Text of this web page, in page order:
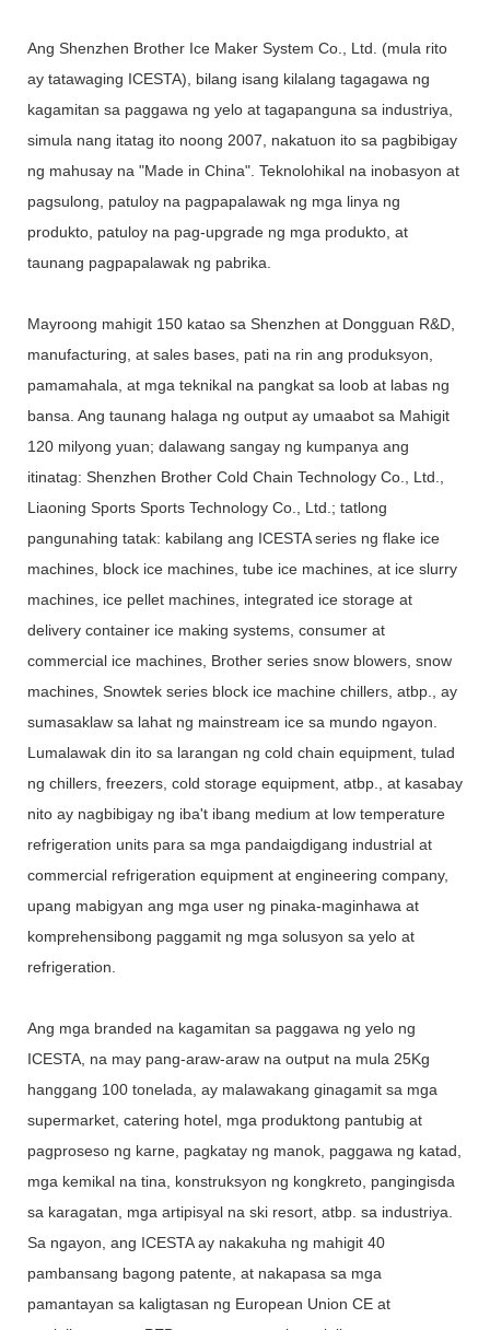
Ang Shenzhen Brother Ice Maker System Co., Ltd. (mula rito
ay tatawaging ICESTA), bilang isang kilalang tagagawa ng
kagamitan sa paggawa ng yelo at tagapanguna sa industriya,
simula nang itatag ito noong 2007, nakatuon ito sa pagbibigay
ng mahusay na "Made in China". Teknolohikal na inobasyon at
pagsulong, patuloy na pagpapalawak ng mga linya ng
produkto, patuloy na pag-upgrade ng mga produkto, at
taunang pagpapalawak ng pabrika.
Mayroong mahigit 150 katao sa Shenzhen at Dongguan R&D,
manufacturing, at sales bases, pati na rin ang produksyon,
pamamahala, at mga teknikal na pangkat sa loob at labas ng
bansa. Ang taunang halaga ng output ay umaabot sa Mahigit
120 milyong yuan; dalawang sangay ng kumpanya ang
itinatag: Shenzhen Brother Cold Chain Technology Co., Ltd.,
Liaoning Sports Sports Technology Co., Ltd.; tatlong
pangunahing tatak: kabilang ang ICESTA series ng flake ice
machines, block ice machines, tube ice machines, at ice slurry
machines, ice pellet machines, integrated ice storage at
delivery container ice making systems, consumer at
commercial ice machines, Brother series snow blowers, snow
machines, Snowtek series block ice machine chillers, atbp., ay
sumasaklaw sa lahat ng mainstream ice sa mundo ngayon.
Lumalawak din ito sa larangan ng cold chain equipment, tulad
ng chillers, freezers, cold storage equipment, atbp., at kasabay
nito ay nagbibigay ng iba't ibang medium at low temperature
refrigeration units para sa mga pandaigdigang industrial at
commercial refrigeration equipment at engineering company,
upang mabigyan ang mga user ng pinaka-maginhawa at
komprehensibong paggamit ng mga solusyon sa yelo at
refrigeration.
Ang mga branded na kagamitan sa paggawa ng yelo ng
ICESTA, na may pang-araw-araw na output na mula 25Kg
hanggang 100 tonelada, ay malawakang ginagamit sa mga
supermarket, catering hotel, mga produktong pantubig at
pagproseso ng karne, pagkatay ng manok, paggawa ng katad,
mga kemikal na tina, konstruksyon ng kongkreto, pangingisda
sa karagatan, mga artipisyal na ski resort, atbp. sa industriya.
Sa ngayon, ang ICESTA ay nakakuha ng mahigit 40
pambansang bagong patente, at nakapasa sa mga
pamantayan sa kaligtasan ng European Union CE at